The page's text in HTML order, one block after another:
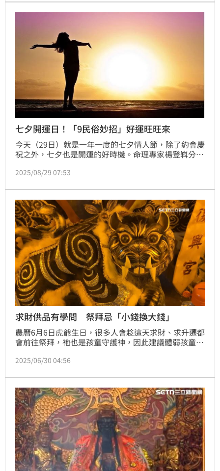
七夕開運日！「9民俗妙招」好運旺旺來
今天（29日）就是一年一度的七夕情人節，除了約會慶
祝之外，七夕也是開運的好時機。命理專家楊登嵙分
桃花或求子女也有奇效。
2025/08/29 07:53
求財供品有學問 祭拜忌「小錢換大錢」
農曆6月6日虎爺生日，很多人會趁這天求財、求升遷都
會前往祭拜，祂也是孩童守護神，因此建議體弱孩童、
忌，切忌不能觸犯。
2025/06/30 04:56